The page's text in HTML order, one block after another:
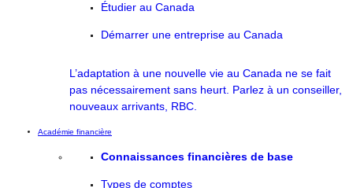
Étudier au Canada
Démarrer une entreprise au Canada
L’adaptation à une nouvelle vie au Canada ne se fait
pas nécessairement sans heurt. Parlez à un conseiller,
nouveaux arrivants, RBC.
Académie financière
Connaissances financières de base
Types de comptes